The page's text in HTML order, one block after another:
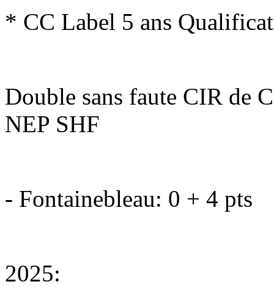
* CC Label 5 ans
Double sans faute CIR de
NEP SHF
- Fontainebleau: 0 + 4 pts
2025: